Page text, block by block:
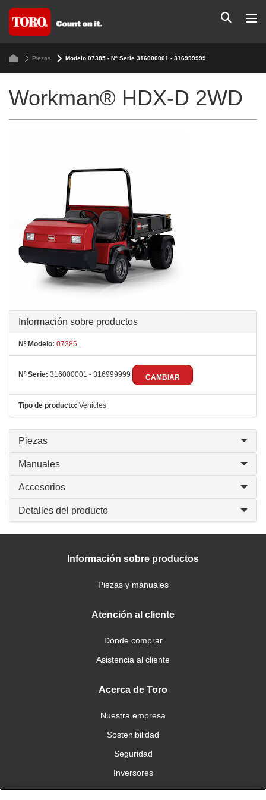
Piezas Modelo 07385 - Nº Serie 316000001 - 316999999
Workman® HDX-D 2WD
Información sobre productos
Nº Modelo: 07385
Nº Serie: 316000001 - 316999999 CAMBIAR
Tipo de producto: Vehicles
Piezas
Manuales
Accesorios
Detalles del producto
Información sobre productos
Piezas y manuales
Atención al cliente
Dónde comprar
Asistencia al cliente
Acerca de Toro
Nuestra empresa
Sostenibilidad
Seguridad
Inversores
Trabajo